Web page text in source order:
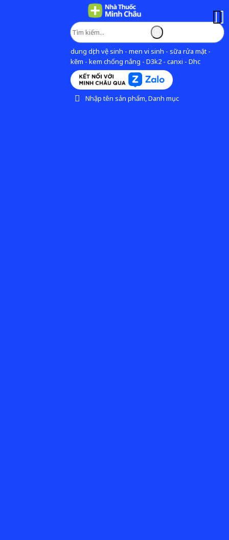
dung dịch vệ sinh - men vi sinh - sữa rửa mặt -
kẽm - kem chống nắng - D3k2 - canxi - Dhc
Nhập tên sản phẩm, Danh mục